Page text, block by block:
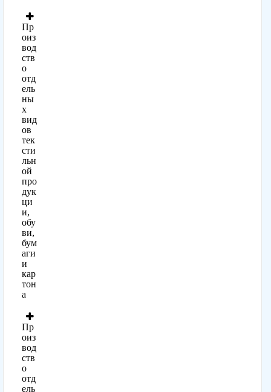
Пр
оиз
вод
ств
о
отд
ель
ны
х
вид
ов
тек
сти
льн
ой
про
дук
ци
и,
обу
ви,
бум
аги
и
кар
тон
а
Пр
оиз
вод
ств
о
отд
ель